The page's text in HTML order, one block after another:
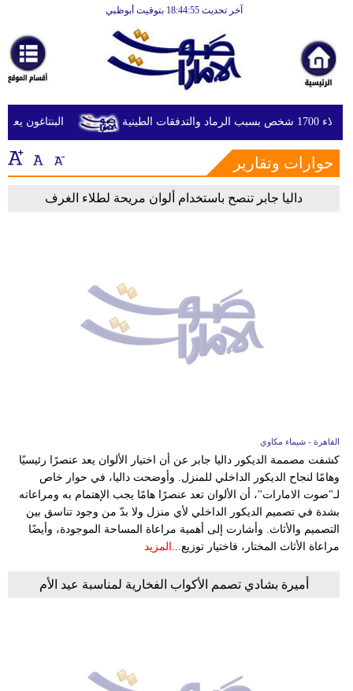
آخر تحديث 18:44:55 بتوقيت أبوظبي
أخبارعاجلة
رياضة
ثقافة
إقتصاد
إعلام
تعليم
مرأة
إسلامية
البنتاغون الطينية
حوارات وتقارير
داليا جابر تنصح باستخدام ألوان مريحة لطلاء الغرف
القاهرة - شيماء مكاوي
كشفت مصممة الديكور داليا جابر عن أن اختيار الألوان يعد عنصرًا رئيسيًا
وهامًا لنجاح الديكور الداخلي للمنزل. وأوضحت داليا، في حوار خاص
لـ"صوت الامارات"، أن الألوان تعد عنصرًا هامًا يجب الإهتمام به ومراعاته
بشدة في تصميم الديكور الداخلي لأي منزل ولا بدّ من وجود تناسق بين
التصميم والأثاث. وأشارت إلى أهمية مراعاة المساحة الموجودة، وأيضًا
مراعاة الأثاث المختار، فاختيار توزيع... المزيد
أميرة بشادي تصمم الأكواب الفخارية لمناسبة عيد الأم